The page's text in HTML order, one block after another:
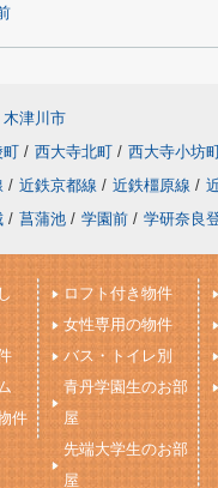
木津川市
町 / 西大寺北町 / 西大寺小坊
/ 近鉄京都線 / 近鉄橿原線 /
/ 菖蒲池 / 学園前 / 学研奈良
件
ロフト付き物件
女性専用の物件
バス・トイレ別
青丹学園生のお部
屋
先端大学生のお部
屋